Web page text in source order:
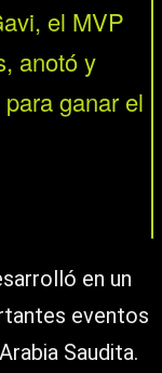
el MVP
anotó y
ganar el
en un
eventos
Saudita.